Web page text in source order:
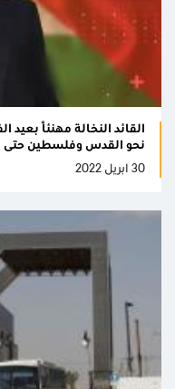
القائد النخالة مهنئًا
نحو القدس وفلسطين حتى
30 ابريل 2022